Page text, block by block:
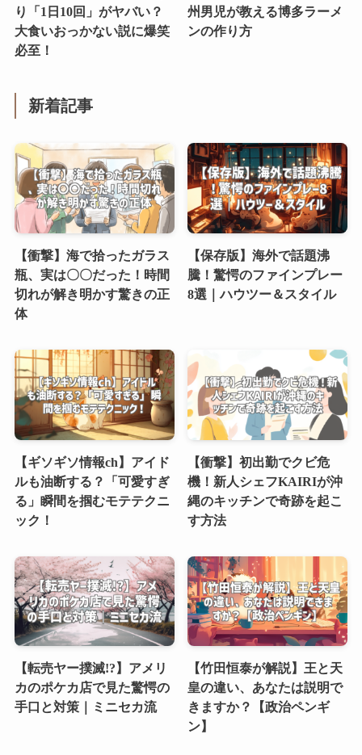
り「1日10回」がヤバい？
大食いおっかない説に爆笑
必至！
州男児が教える博多ラーメ
ンの作り方
新着記事
【衝撃】海で拾ったガラス
瓶、実は〇〇だった！時間
切れが解き明かす驚きの正
体
【保存版】海外で話題沸
騰！驚愕のファインプレー
8選｜ハウツー＆スタイル
【ギソギソ情報ch】アイド
ルも油断する？「可愛すぎ
る」瞬間を掴むモテテクニ
ック！
【衝撃】初出勤でクビ危
機！新人シェフKAIRIが沖
縄のキッチンで奇跡を起こ
す方法
【転売ヤー撲滅!?】アメリ
カのポケカ店で見た驚愕の
手口と対策｜ミニセカ流
【竹田恒泰が解説】王と天
皇の違い、あなたは説明で
きますか？【政治ペンギ
ン】